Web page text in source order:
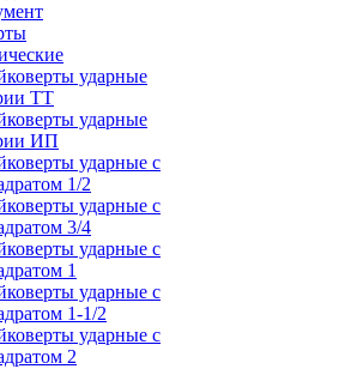
ударные
ТТ
ударные
ИП
ударные с
1/2
ударные с
3/4
ударные с
1
ударные с
1-1/2
ударные с
2